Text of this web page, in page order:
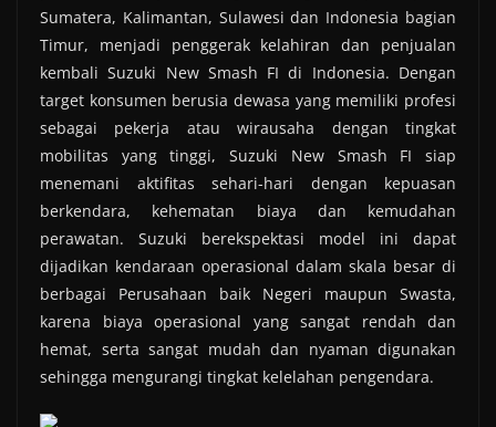
Sumatera, Kalimantan, Sulawesi dan Indonesia bagian
Timur, menjadi penggerak kelahiran dan penjualan
kembali Suzuki New Smash FI di Indonesia. Dengan
target konsumen berusia dewasa yang memiliki profesi
sebagai pekerja atau wirausaha dengan tingkat
mobilitas yang tinggi, Suzuki New Smash FI siap
menemani aktifitas sehari-hari dengan kepuasan
berkendara, kehematan biaya dan kemudahan
perawatan. Suzuki berekspektasi model ini dapat
dijadikan kendaraan operasional dalam skala besar di
berbagai Perusahaan baik Negeri maupun Swasta,
karena biaya operasional yang sangat rendah dan
hemat, serta sangat mudah dan nyaman digunakan
sehingga mengurangi tingkat kelelahan pengendara.